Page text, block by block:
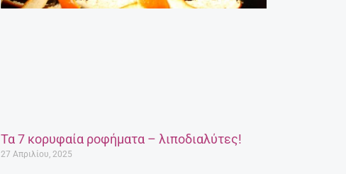
Τα 7 κορυφαία ροφήματα – λιποδιαλύτες!
27 Απριλίου, 2025